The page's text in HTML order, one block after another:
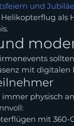
und
als
mit
physisch
mit 360-